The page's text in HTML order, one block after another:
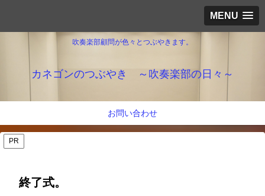
MENU
吹奏楽部顧問が色々とつぶやきます。
カネゴンのつぶやき ～吹奏楽部の日々～
お問い合わせ
PR
終了式。